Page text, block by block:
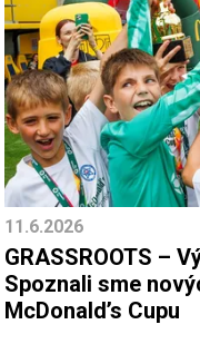
11.6.2026
GRASSROOTS –
Spoznali sme
McDonald’s Cupu